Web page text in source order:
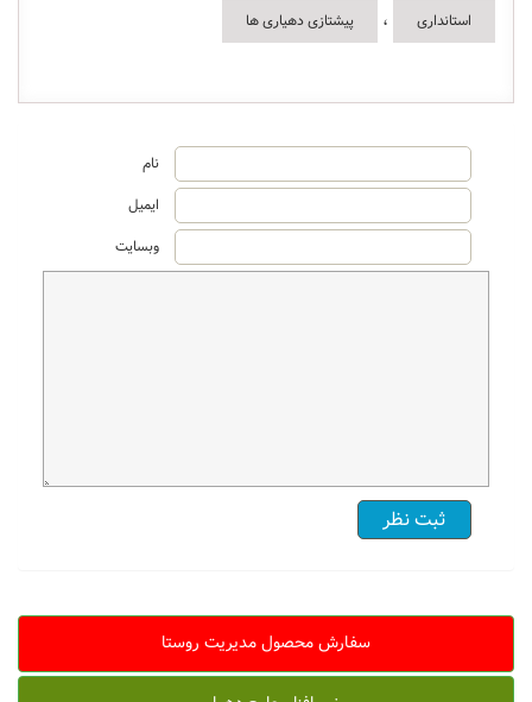
استانداری ، پیشتازی دهیاری ها
نام
ایمیل
وبسایت
سفارش محصول مدیریت روستا